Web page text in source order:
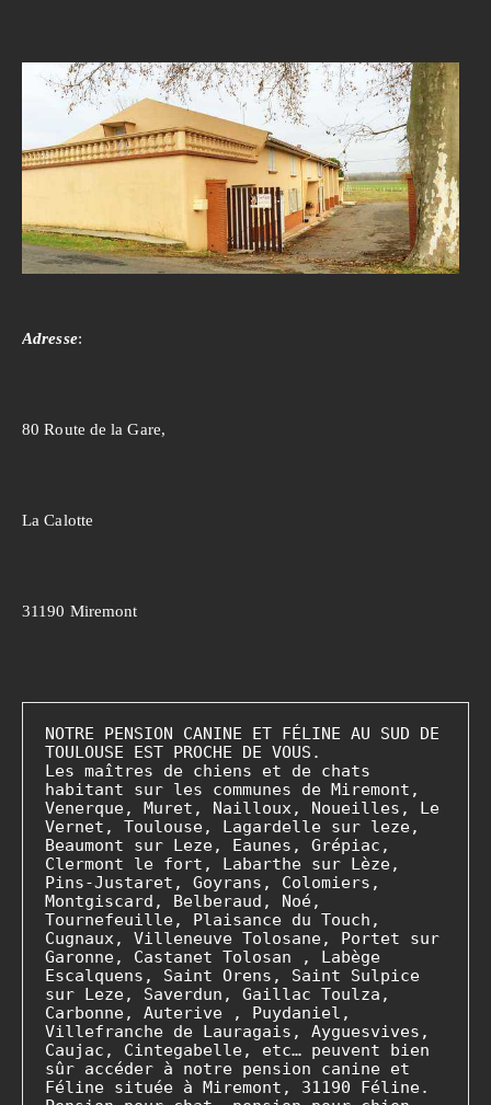
Adresse:
80 Route de la Gare,
La Calotte
31190 Miremont
NOTRE PENSION CANINE ET FÉLINE AU SUD DE
TOULOUSE EST PROCHE DE VOUS.
Les maîtres de chiens et de chats
habitant sur les communes de Miremont,
Venerque, Muret, Nailloux, Noueilles, Le
Vernet, Toulouse, Lagardelle sur leze,
Beaumont sur Leze, Eaunes, Grépiac,
Clermont le fort, Labarthe sur Lèze,
Pins-Justaret, Goyrans, Colomiers,
Montgiscard, Belberaud, Noé,
Tournefeuille, Plaisance du Touch,
Cugnaux, Villeneuve Tolosane, Portet sur
Garonne, Castanet Tolosan , Labège
Escalquens, Saint Orens, Saint Sulpice
sur Leze, Saverdun, Gaillac Toulza,
Carbonne, Auterive , Puydaniel,
Villefranche de Lauragais, Ayguesvives,
Caujac, Cintegabelle, etc… peuvent bien
sûr accéder à notre pension canine et
Féline située à Miremont, 31190 Féline.